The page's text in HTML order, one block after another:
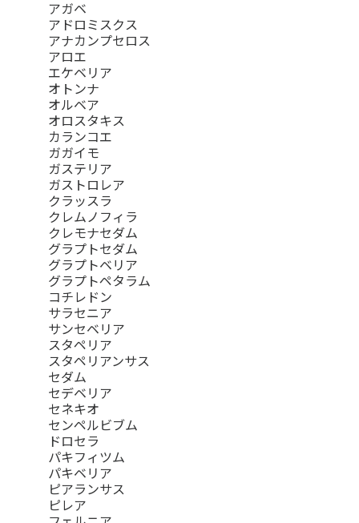
アガベ
アドロミスクス
アナカンプセロス
アロエ
エケベリア
オトンナ
オルベア
オロスタキス
カランコエ
ガガイモ
ガステリア
ガストロレア
クラッスラ
クレムノフィラ
クレモナセダム
グラプトセダム
グラプトベリア
グラプトペタラム
コチレドン
サラセニア
サンセベリア
スタペリア
スタペリアンサス
セダム
セデベリア
セネキオ
センペルビブム
ドロセラ
パキフィツム
パキベリア
ピアランサス
ピレア